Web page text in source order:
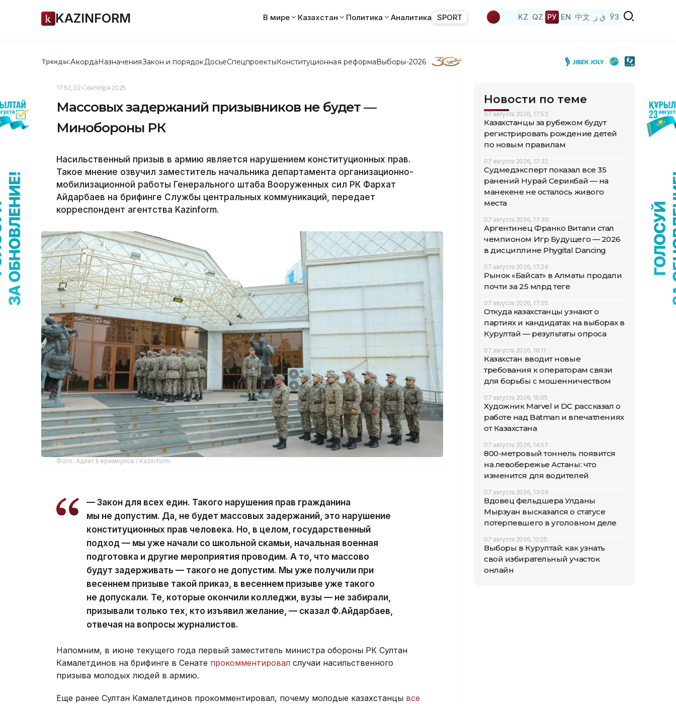
KAZINFORM В мире Казахстан Политика Аналитика SPORT KZ QZ РУ EN 中文 ق ز ЎЗ
Тренды:АкордаНазначенияЗакон и порядок ДосьеСпецпроектыКонституционная реформаВыборы-2026
17:52, 02 Сентября 2025
Массовых задержаний призывников не будет —
Минобороны РК
Насильственный призыв в армию является нарушением конституционных прав.
Такое мнение озвучил заместитель начальника департамента организационно-
мобилизационной работы Генерального штаба Вооруженных сил РК Фархат
Айдарбаев на брифинге Службы центральных коммуникаций, передает
корреспондент агентства Kazinform.
Фото: Адлет Беремкулов / Kazinform
— Закон для всех един. Такого нарушения прав гражданина
мы не допустим. Да, не будет массовых задержаний, это нарушение
конституционных прав человека. Но, в целом, государственный
подход — мы уже начали со школьной скамьи, начальная военная
подготовка и другие мероприятия проводим. А то, что массово
будут задерживать — такого не допустим. Мы уже получили при
весеннем призыве такой приказ, в весеннем призыве уже такого
не допускали. Те, которые окончили колледжи, вузы — не забирали,
призывали только тех, кто изъявил желание, — сказал Ф.Айдарбаев,
отвечая на вопросы журналистов.
Напомним, в июне текущего года первый заместитель министра обороны РК Султан
Камалетдинов на брифинге в Сенате прокомментировал случаи насильственного
призыва молодых людей в армию.
Еще ранее Султан Камалетдинов прокомментировал, почему молодые казахстанцы все
Новости по теме
07 августа 2026, 17:53
Казахстанцы за рубежом будут
регистрировать рождение детей
по новым правилам
07 августа 2026, 17:32
Судмедэксперт показал все 35
ранений Нурай Серикбай — на
манекене не осталось живого
места
07 августа 2026, 17:30
Аргентинец Франко Витали стал
чемпионом Игр Будущего — 2026
в дисциплине Phygital Dancing
07 августа 2026, 17:24
Рынок «Байсат» в Алматы продали
почти за 25 млрд теңге
07 августа 2026, 17:05
Откуда казахстанцы узнают о
партиях и кандидатах на выборах в
Курултай — результаты опроса
07 августа 2026, 16:11
Казахстан вводит новые
требования к операторам связи
для борьбы с мошенничеством
07 августа 2026, 15:05
Художник Marvel и DC рассказал о
работе над Batman и впечатлениях
от Казахстана
07 августа 2026, 14:57
800-метровый тоннель появится
на левобережье Астаны: что
изменится для водителей
07 августа 2026, 13:06
Вдовец фельдшера Улданы
Мырзуан высказался о статусе
потерпевшего в уголовном деле
07 августа 2026, 12:25
Выборы в Курултай: как узнать
свой избирательный участок
онлайн